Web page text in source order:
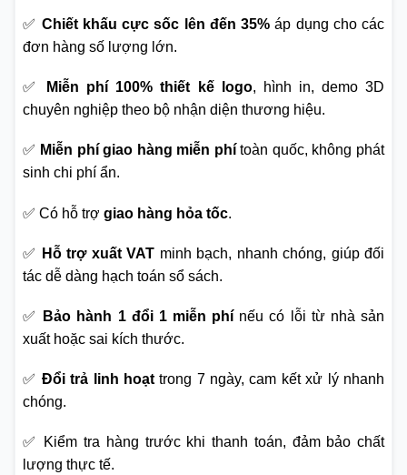
✅ Chiết khấu cực sốc lên đến 35% áp dụng cho các
đơn hàng số lượng lớn.
✅ Miễn phí 100% thiết kế logo, hình in, demo 3D
chuyên nghiệp theo bộ nhận diện thương hiệu.
✅ Miễn phí giao hàng miễn phítoàn quốc, không phát
sinh chi phí ẩn.
✅ Có hỗ trợ giao hàng hỏa tốc.
✅ Hỗ trợ xuất VAT minh bạch, nhanh chóng, giúp đối
tác dễ dàng hạch toán sổ sách.
✅ Bảo hành 1 đổi 1 miễn phí nếu có lỗi từ nhà sản
xuất hoặc sai kích thước.
✅ Đổi trả linh hoạttrong 7 ngày, cam kết xử lý nhanh
chóng.
✅ Kiểm tra hàng trước khi thanh toán, đảm bảo chất
lượng thực tế.